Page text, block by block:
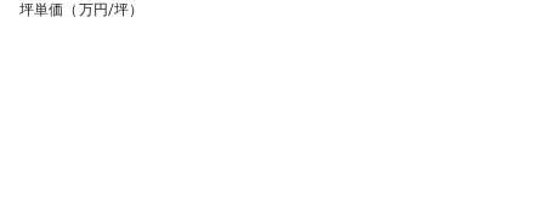
坪単価（万円/坪）